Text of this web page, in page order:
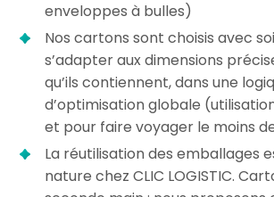
enveloppes à bulles)
Nos cartons sont choisis avec
s’adapter aux dimensions
qu’ils contiennent, dans une
d’optimisation globale
et pour faire voyager le moins
La réutilisation des emballages
nature chez CLIC LOGISTIC.